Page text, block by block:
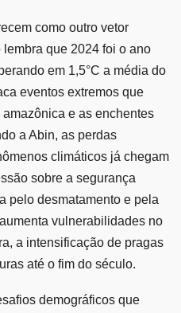
como outro vetor
que 2024 foi o ano
em 1,5°C a média do
eventos extremos que
e as enchentes
a Abin, as perdas
climáticos já chegam
sobre a segurança
pelo desmatamento e pela
vulnerabilidades no
a intensificação de pragas
até o fim do século.
demográficos que